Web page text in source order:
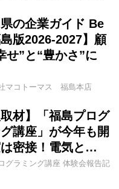
県の企業ガイド Be
版2026-2027】顧
せ”と“豊かさ”に
マコトーマス 福島本店
取材】「福島プログ
講座」が今年も開
密接！電気と…
グラミング講座 体験会報告記